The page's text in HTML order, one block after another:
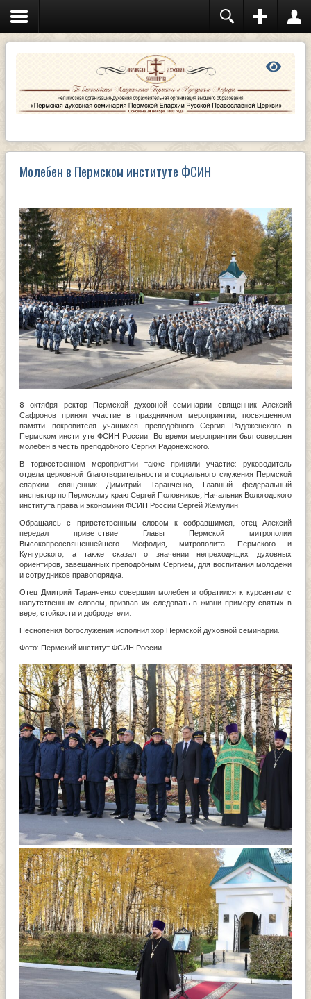
Молебен в Пермском институте ФСИН
8 октября ректор Пермской духовной семинарии священник Алексий
Сафронов принял участие в праздничном мероприятии, посвященном
памяти покровителя учащихся преподобного Сергия Радоженского в
Пермском институте ФСИН России. Во время мероприятия был совершен
молебен в честь преподобного Сергия Радонежского.
В торжественном мероприятии также приняли участие: руководитель
отдела церковной благотворительности и социального служения Пермской
епархии священник Димитрий Таранченко, Главный федеральный
инспектор по Пермскому краю Сергей Половников, Начальник Вологодского
института права и экономики ФСИН России Сергей Жемулин.
Обращаясь с приветственным словом к собравшимся, отец Алексий
передал приветствие Главы Пермской митрополии
Высокопреосвященнейшего Мефодия, митрополита Пермского и
Кунгурского, а также сказал о значении непреходящих духовных
ориентиров, завещанных преподобным Сергием, для воспитания молодежи
и сотрудников правопорядка.
Отец Дмитрий Таранченко совершил молебен и обратился к курсантам с
напутственным словом, призвав их следовать в жизни примеру святых в
вере, стойкости и добродетели.
Песнопения богослужения исполнил хор Пермской духовной семинарии.
Фото: Пермский институт ФСИН России